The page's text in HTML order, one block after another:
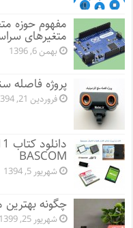
مفهوم حوزه
متغیرهای
بهمن 6, 1396
پروژه فاصله
فروردین 21, 1394
BASCOM
شهریور 5, 1394
چگونه بهترین
شهریور 25, 1399